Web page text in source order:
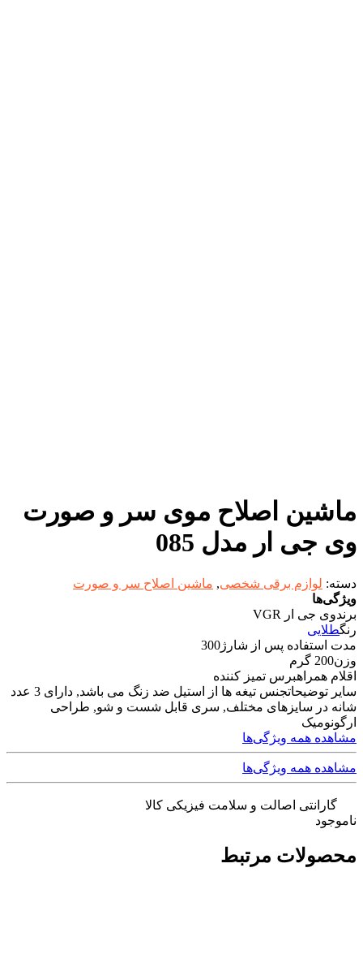
ماشین اصلاح موی سر و صورت
وی جی ار مدل 085
دسته: لوازم برقی شخصی, ماشین اصلاح سر و صورت
ویژگی‌ها
برندوی جی ار VGR
رنگطلایی
مدت استفاده پس از شارژ300
وزن200 گرم
اقلام همراهبرس تمیز کننده
سایر توضیحات
جنس تیغه ها از استیل ضد زنگ می باشد, دارای 3 عدد
شانه در سایزهای مختلف, سری قابل شست و شو, طراحی
ارگونومیک
مشاهده همه ویژگی‌ها
مشاهده همه ویژگی‌ها
گارانتی اصالت و سلامت فیزیکی کالا
ناموجود
محصولات مرتبط